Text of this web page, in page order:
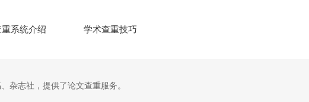
系统介绍 学术查重技巧
杂志社，提供了论文查重服务。